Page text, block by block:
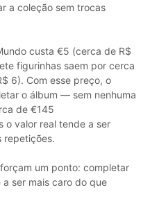
a coleção sem trocas
custa €5 (cerca de R$
figurinhas saem por cerca
6). Com esse preço, o
o álbum — sem nenhuma
de €145
o valor real tende a ser
repetições.
um ponto: completar
ser mais caro do que